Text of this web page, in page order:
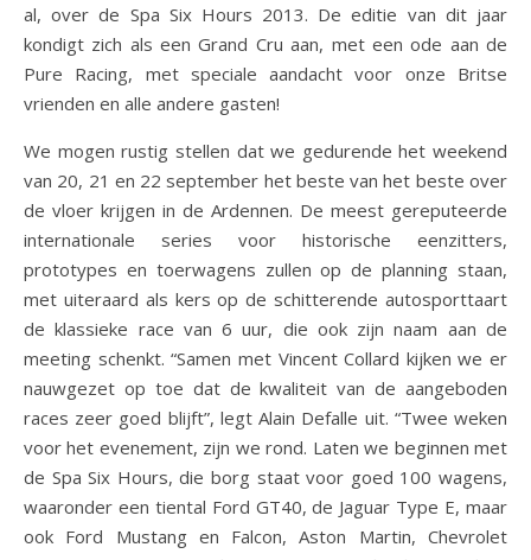
al, over de Spa Six Hours 2013. De editie van dit jaar
kondigt zich als een Grand Cru aan, met een ode aan de
Pure Racing, met speciale aandacht voor onze Britse
vrienden en alle andere gasten!
We mogen rustig stellen dat we gedurende het weekend
van 20, 21 en 22 september het beste van het beste over
de vloer krijgen in de Ardennen. De meest gereputeerde
internationale series voor historische eenzitters,
prototypes en toerwagens zullen op de planning staan,
met uiteraard als kers op de schitterende autosporttaart
de klassieke race van 6 uur, die ook zijn naam aan de
meeting schenkt. “Samen met Vincent Collard kijken we er
nauwgezet op toe dat de kwaliteit van de aangeboden
races zeer goed blijft”, legt Alain Defalle uit. “Twee weken
voor het evenement, zijn we rond. Laten we beginnen met
de Spa Six Hours, die borg staat voor goed 100 wagens,
waaronder een tiental Ford GT40, de Jaguar Type E, maar
ook Ford Mustang en Falcon, Aston Martin, Chevrolet